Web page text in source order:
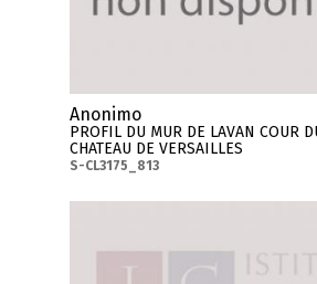
Anonimo
PROFIL DU MUR DE LAVAN COUR
CHATEAU DE VERSAILLES
S-CL3175_813